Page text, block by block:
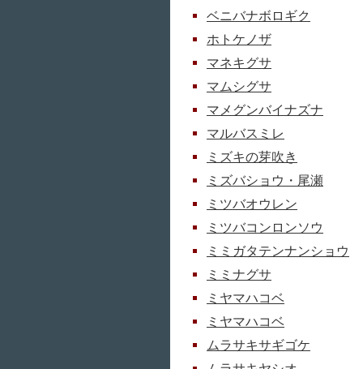
ベニバナボロギク
ホトケノザ
マネキグサ
マムシグサ
マメグンバイナズナ
マルバスミレ
ミズキの芽吹き
ミズバショウ・尾瀬
ミツバオウレン
ミツバコンロンソウ
ミミガタテンナンショウ
ミミナグサ
ミヤマハコベ
ミヤマハコベ
ムラサキサギゴケ